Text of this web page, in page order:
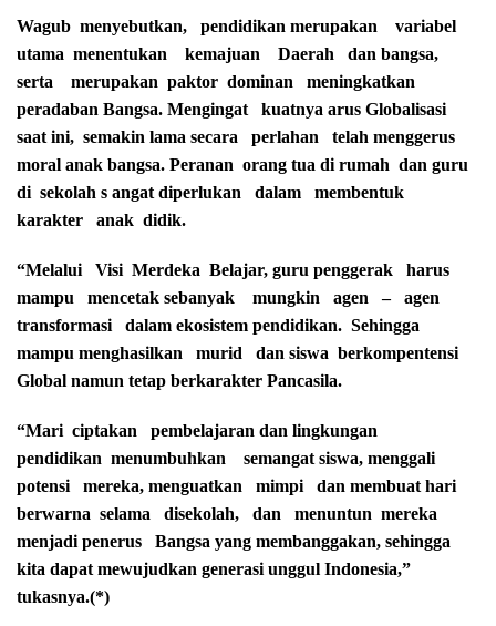
Wagub menyebutkan, pendidikan merupakan variabel
utama menentukan kemajuan Daerah dan bangsa,
serta merupakan paktor dominan meningkatkan
peradaban Bangsa. Mengingat kuatnya arus Globalisasi
saat ini, semakin lama secara perlahan telah menggerus
moral anak bangsa. Peranan orang tua di rumah dan guru
di sekolah s angat diperlukan dalam membentuk
karakter anak didik.
“Melalui Visi Merdeka Belajar, guru penggerak harus
mampu mencetak sebanyak mungkin agen – agen
transformasi dalam ekosistem pendidikan. Sehingga
mampu menghasilkan murid dan siswa berkompentensi
Global namun tetap berkarakter Pancasila.
“Mari ciptakan pembelajaran dan lingkungan
pendidikan menumbuhkan semangat siswa, menggali
potensi mereka, menguatkan mimpi dan membuat hari
berwarna selama disekolah, dan menuntun mereka
menjadi penerus Bangsa yang membanggakan, sehingga
kita dapat mewujudkan generasi unggul Indonesia,”
tukasnya.(*)